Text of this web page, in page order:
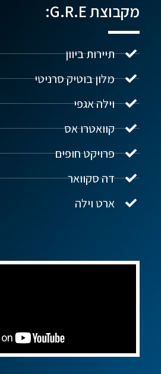
מקבוצת G.R.E:
תיירות ביוון
מלון בוטיק סרניטי
וילה אגפי
קוואטרו אס
פרויקט חופים
דה סקוואר
ארט וילה
נדל"ן ביוון G.R.E
שלום! איך אפשר לעזור?